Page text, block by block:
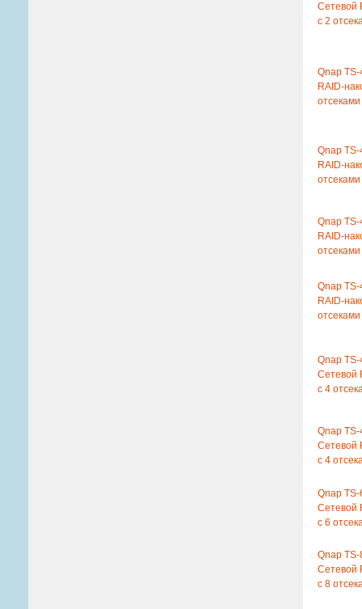
Сетевой
с 2
Qnap
RAID-
Qnap
RAID-
Qnap
RAID-
Qnap
RAID-
Qnap
Сетевой
с 4
Qnap
Сетевой
с 4
Qnap
Сетевой
с 6
Qnap
Сетевой
с 8